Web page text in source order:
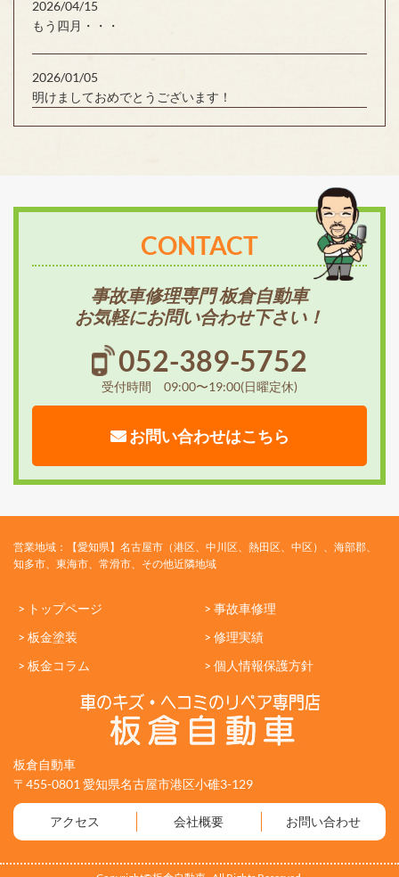
2026/04/15
もう四月・・・
2026/01/05
明けましておめでとうございます！
CONTACT
事故車修理専門 板倉自動車
お気軽にお問い合わせ下さい！
052-389-5752
受付時間 09:00〜19:00(日曜定休)
お問い合わせはこちら
営業地域：【愛知県】名古屋市（港区、中川区、熱田区、中区）、海部郡、
知多市、東海市、常滑市、その他近隣地域
> トップページ
> 事故車修理
> 板金塗装
> 修理実績
> 板金コラム
> 個人情報保護方針
板倉自動車
〒455-0801 愛知県名古屋市港区小碓3-129
アクセス 会社概要 お問い合わせ